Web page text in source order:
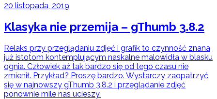
20 listopada, 2019
Klasyka nie przemija – gThumb 3.8.2
Relaks przy przeglądaniu zdjęć i grafik to czynność znana
już istotom kontemplującym naskalne malowidła w blasku
ognia. Człowiek aż tak bardzo się od tego czasu nie
zmienił. Przykład? Proszę bardzo. Wystarczy zaopatrzyć
się w najnowszy gThumb 3.8.2 i przeglądanie zdjęć
ponownie mile nas ucieszy.